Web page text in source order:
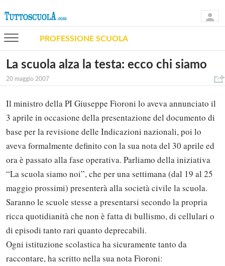
PROFESSIONE SCUOLA
La scuola alza la testa: ecco chi siamo
20 maggio 2007
Il ministro della PI Giuseppe Fioroni lo aveva annunciato il
3 aprile in occasione della presentazione del documento di
base per la revisione delle Indicazioni nazionali, poi lo
aveva formalmente definito con la sua nota del 30 aprile ed
ora è passato alla fase operativa. Parliamo della iniziativa
“La scuola siamo noi”, che per una settimana (dal 19 al 25
maggio prossimi) presenterà alla società civile la scuola.
Saranno le scuole stesse a presentarsi secondo la propria
ricca quotidianità che non è fatta di bullismo, di cellulari o
di episodi tanto rari quanto deprecabili.
Ogni istituzione scolastica ha sicuramente tanto da
raccontare, ha scritto nella sua nota Fioroni: